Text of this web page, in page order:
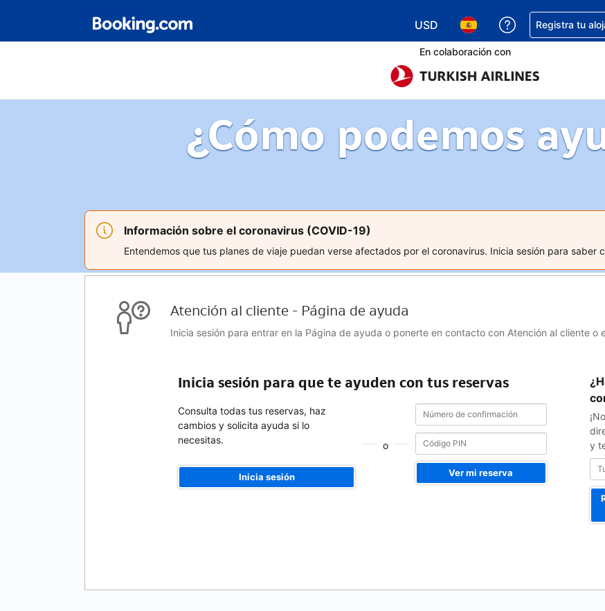
USD
Elegir tu moneda. Tu moneda
Elegir el idioma que
Obtener ayuda
Registra tu
En colaboración con
¿Cómo podemos
Información sobre el coronavirus (COVID-19)
Entendemos que tus planes de viaje puedan verse afectados por el coronavirus. Inicia sesión para saber
Atención al cliente - Página de ayuda
Inicia sesión para entrar en la Página de ayuda o ponerte en contacto con Atención al cliente o
Inicia sesión para que te ayuden con tus reservas
Consulta todas tus reservas, haz
cambios y solicita ayuda si lo
necesitas.
Inicia sesión
o
Número
de
confirmación
Número
confirmación
Ver mi reserva
y